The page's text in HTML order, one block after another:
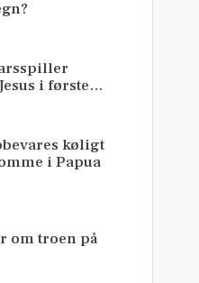
i første…
køligt
i Papua
om troen på